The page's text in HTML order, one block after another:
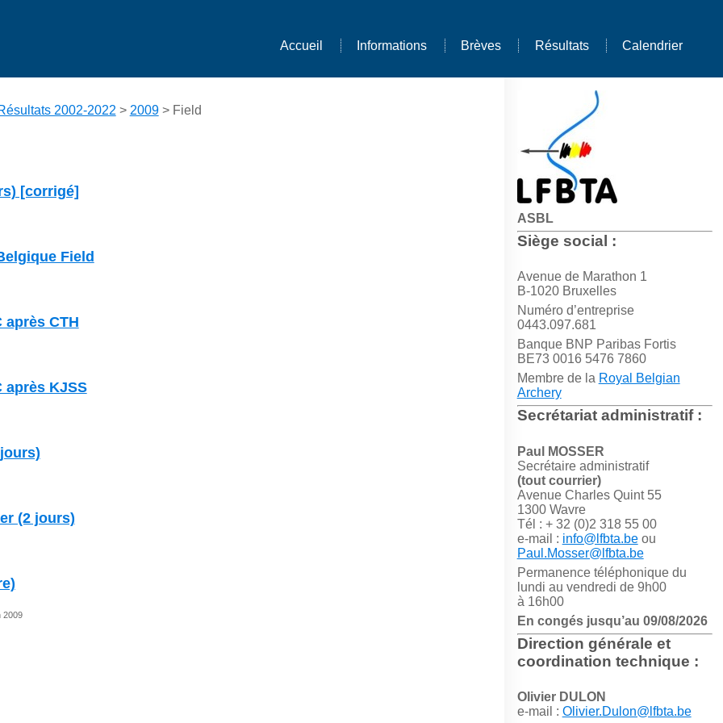
Accueil Informations Brèves Résultats Calendrier
ASBL
Siège social :
Avenue de Marathon 1
B-1020 Bruxelles
Numéro d’entreprise
0443.097.681
Banque BNP Paribas Fortis
BE73 0016 5476 7860
Membre de la Royal Belgian
Archery
Secrétariat administratif :
Paul MOSSER
Secrétaire administratif
(tout courrier)
Avenue Charles Quint 55
1300 Wavre
Tél : + 32 (0)2 318 55 00
e-mail : info@lfbta.beou
Paul.Mosser@lfbta.be
Permanence téléphonique du
lundi au vendredi de 9h00
à 16h00
En congés jusqu’au 09/08/2026
Direction générale et
coordination technique :
Olivier DULON
e-mail : Olivier.Dulon@lfbta.be
2002-2022 > 2009> Field
[corrigé]
Field
après CTH
après KJSS
(2 jours)
2009